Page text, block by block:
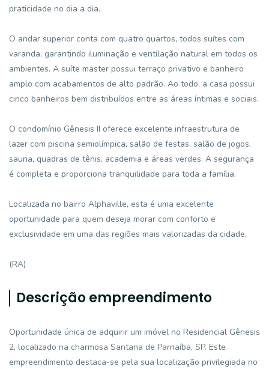
praticidade no dia a dia.
O andar superior conta com quatro quartos, todos suítes com
varanda, garantindo iluminação e ventilação natural em todos os
ambientes. A suíte master possui terraço privativo e banheiro
amplo com acabamentos de alto padrão. Ao todo, a casa possui
cinco banheiros bem distribuídos entre as áreas íntimas e sociais.
O condomínio Gênesis II oferece excelente infraestrutura de
lazer com piscina semiolímpica, salão de festas, salão de jogos,
sauna, quadras de tênis, academia e áreas verdes. A segurança
é completa e proporciona tranquilidade para toda a família.
Localizada no bairro Alphaville, esta é uma excelente
oportunidade para quem deseja morar com conforto e
exclusividade em uma das regiões mais valorizadas da cidade.
(RA)
Descrição empreendimento
Oportunidade única de adquirir um imóvel no Residencial Gênesis
2, localizado na charmosa Santana de Parnaíba, SP. Este
empreendimento destaca-se pela sua localização privilegiada no